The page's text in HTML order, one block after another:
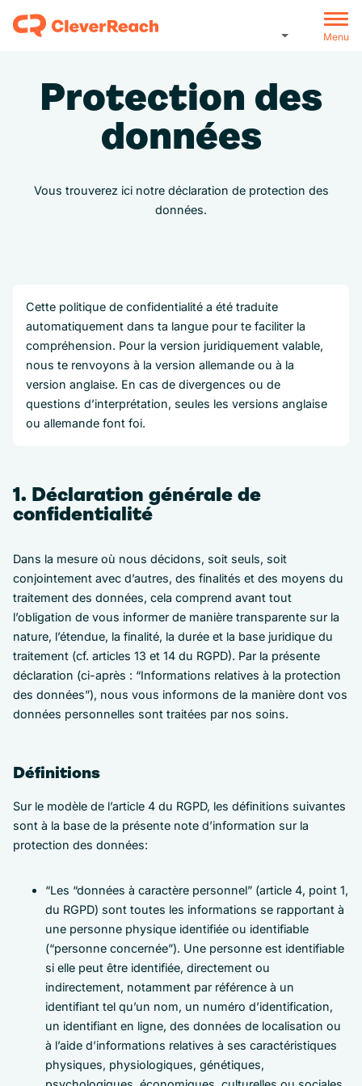
Menu
Protection des
données
Vous trouverez ici notre déclaration de protection des
données.
Cette politique de confidentialité a été traduite
automatiquement dans ta langue pour te faciliter la
compréhension. Pour la version juridiquement valable,
nous te renvoyons à la version allemande ou à la
version anglaise. En cas de divergences ou de
questions d’interprétation, seules les versions anglaise
ou allemande font foi.
1. Déclaration générale de
confidentialité
Dans la mesure où nous décidons, soit seuls, soit
conjointement avec d’autres, des finalités et des moyens du
traitement des données, cela comprend avant tout
l’obligation de vous informer de manière transparente sur la
nature, l’étendue, la finalité, la durée et la base juridique du
traitement (cf. articles 13 et 14 du RGPD). Par la présente
déclaration (ci-après : “Informations relatives à la protection
des données”), nous vous informons de la manière dont vos
données personnelles sont traitées par nos soins.
Définitions
Sur le modèle de l’article 4 du RGPD, les définitions suivantes
sont à la base de la présente note d’information sur la
protection des données:
“Les “données à caractère personnel” (article 4, point 1,
du RGPD) sont toutes les informations se rapportant à
une personne physique identifiée ou identifiable
(“personne concernée”). Une personne est identifiable
si elle peut être identifiée, directement ou
indirectement, notamment par référence à un
identifiant tel qu’un nom, un numéro d’identification,
un identifiant en ligne, des données de localisation ou
à l’aide d’informations relatives à ses caractéristiques
physiques, physiologiques, génétiques,